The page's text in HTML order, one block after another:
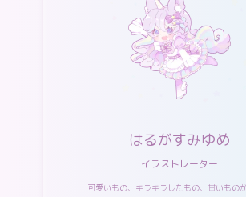
はるがすみゆめ
イラストレーター
可愛いもの、キラキラしたもの、甘いもの